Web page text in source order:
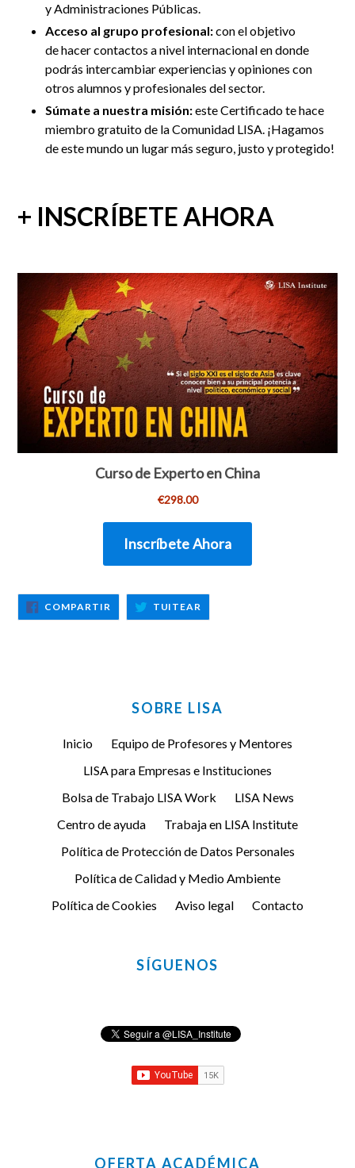
y Administraciones Públicas.
Acceso al grupo profesional:con el objetivo
dehacer contactos a nivel internacional en donde
podrás intercambiar experiencias y opiniones con
otros alumnos y profesionales del sector.
Súmate a nuestra misión:este Certificado te hace
miembro gratuito de la Comunidad LISA. ¡Hagamos
de este mundo un lugar más seguro, justo y protegido!
+ INSCRÍBETE AHORA
COMPARTIR COMPARTIR
EN
FACEBOOK
TUITEAR
TWITTER
SOBRE LISA
Inicio
Equipo de Profesores y Mentores
LISA para Empresas e Instituciones
Bolsa de Trabajo LISA Work
LISA News
Centro de ayuda
Trabaja en LISA Institute
Política de Protección de Datos Personales
Política de Calidad y Medio Ambiente
Política de Cookies
Aviso legal Contacto
SÍGUENOS
OFERTA ACADÉMICA